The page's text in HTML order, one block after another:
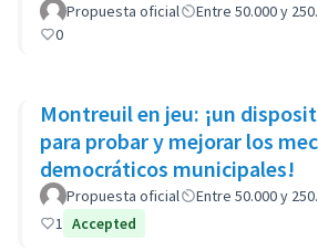
Propuesta oficial Entre 50.000 y
0
Montreuil en jeu: ¡un
para probar y mejorar los
democráticos municipales!
Propuesta oficial Entre 50.000 y
1 Accepted